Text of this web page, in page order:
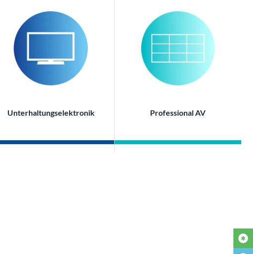
Unterhaltungselektronik Professional AV